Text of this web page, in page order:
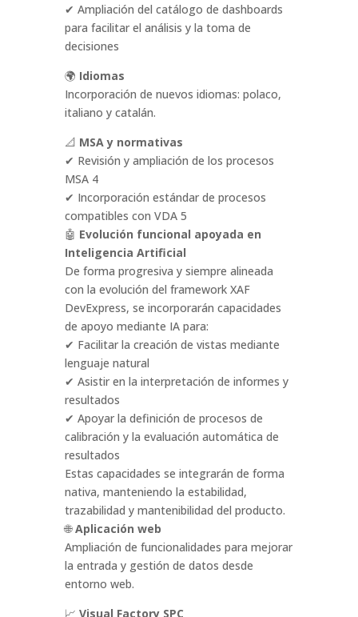
✔ Ampliación del catálogo de dashboards
para facilitar el análisis y la toma de
decisiones
🌍 Idiomas
Incorporación de nuevos idiomas: polaco,
italiano y catalán.
📐 MSA y normativas
✔ Revisión y ampliación de los procesos
MSA 4
✔ Incorporación estándar de procesos
compatibles con VDA 5
🤖 Evolución funcional apoyada en
Inteligencia Artificial
De forma progresiva y siempre alineada
con la evolución del framework XAF
DevExpress, se incorporarán capacidades
de apoyo mediante IA para:
✔ Facilitar la creación de vistas mediante
lenguaje natural
✔ Asistir en la interpretación de informes y
resultados
✔ Apoyar la definición de procesos de
calibración y la evaluación automática de
resultados
Estas capacidades se integrarán de forma
nativa, manteniendo la estabilidad,
trazabilidad y mantenibilidad del producto.
🌐Aplicación web
Ampliación de funcionalidades para mejorar
la entrada y gestión de datos desde
entorno web.
📈 Visual Factory SPC